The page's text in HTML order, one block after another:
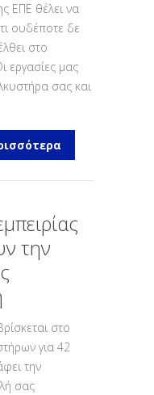
ΕΠΕ θέλει να
ουδέποτε δε
στο
εργασίες μας
σας και
την
στο
για 42
την
σας